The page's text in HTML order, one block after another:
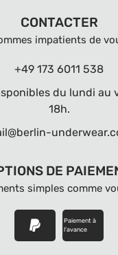
CONTACTER
impatients de
+49 173 6011 538
du lundi au
18h.
DE
simples comme
Paiement à
l'avance